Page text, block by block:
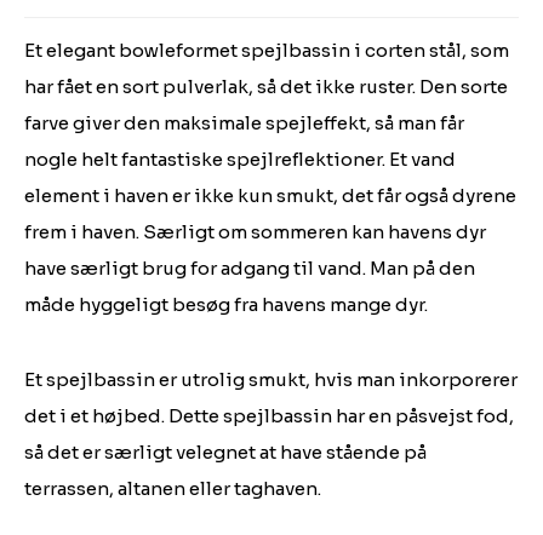
Et elegant bowleformet spejlbassin i corten stål, som
har fået en sort pulverlak, så det ikke ruster. Den sorte
farve giver den maksimale spejleffekt, så man får
nogle helt fantastiske spejlreflektioner. Et vand
element i haven er ikke kun smukt, det får også dyrene
frem i haven. Særligt om sommeren kan havens dyr
have særligt brug for adgang til vand. Man på den
måde hyggeligt besøg fra havens mange dyr.
Et spejlbassin er utrolig smukt, hvis man inkorporerer
det i et højbed. Dette spejlbassin har en påsvejst fod,
så det er særligt velegnet at have stående på
terrassen, altanen eller taghaven.